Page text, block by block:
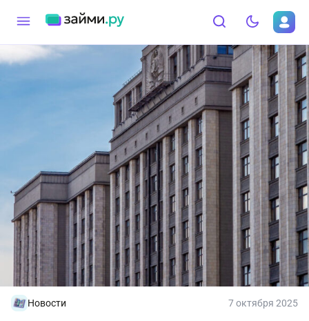
Новости 7 октября 2025